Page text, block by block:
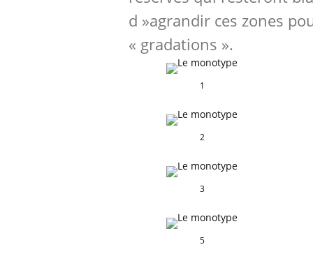
d »agrandir ces zones
« gradations ».
1
2
3
5